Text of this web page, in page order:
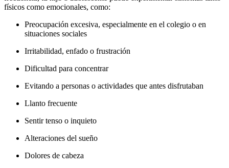
físicos como emocionales, como:
Preocupación excesiva, especialmente en el colegio o en
situaciones sociales
Irritabilidad, enfado o frustración
Dificultad para concentrar
Evitando a personas o actividades que antes disfrutaban
Llanto frecuente
Sentir tenso o inquieto
Alteraciones del sueño
Dolores de cabeza